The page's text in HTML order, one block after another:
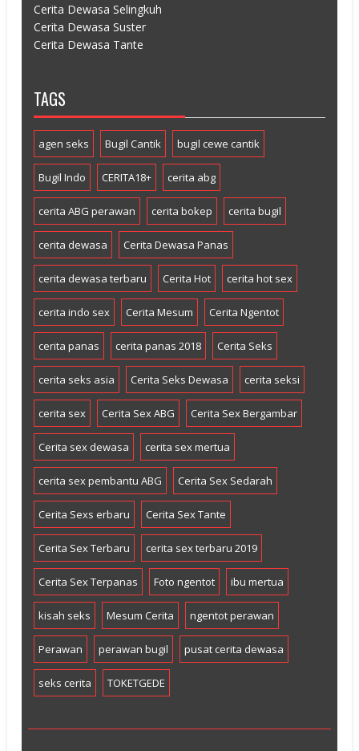
Cerita Dewasa Selingkuh
Cerita Dewasa Suster
Cerita Dewasa Tante
TAGS
agen seks Bugil Cantik bugil cewe cantik
Bugil Indo CERITA18+ cerita abg
cerita ABG perawan cerita bokep cerita bugil
cerita dewasa Cerita Dewasa Panas
cerita dewasa terbaru Cerita Hot cerita hot sex
cerita indo sex Cerita Mesum Cerita Ngentot
cerita panas cerita panas 2018 Cerita Seks
cerita seks asia Cerita Seks Dewasa cerita seksi
cerita sex Cerita Sex ABG Cerita Sex Bergambar
Cerita sex dewasa cerita sex mertua
cerita sex pembantu ABG Cerita Sex Sedarah
Cerita Sexs erbaru Cerita Sex Tante
Cerita Sex Terbaru cerita sex terbaru 2019
Cerita Sex Terpanas Foto ngentot ibu mertua
kisah seks Mesum Cerita ngentot perawan
Perawan perawan bugil pusat cerita dewasa
seks cerita TOKETGEDE